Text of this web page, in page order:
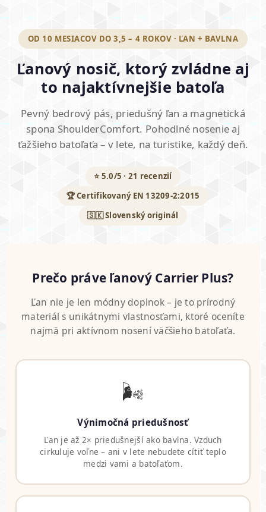
OD 10 MESIACOV DO 3,5 – 4 ROKOV · ĽAN + BAVLNA
Ľanový nosič, ktorý zvládne aj
to najaktívnejšie batoľa
Pevný bedrový pás, priedušný ľan a magnetická
spona ShoulderComfort. Pohodlné nosenie aj
ťažšieho batoľaťa – v lete, na turistike, každý deň.
⭐ 5.0/5 · 21 recenzií
🏆 Certifikovaný EN 13209-2:2015
🇸🇰 Slovenský originál
Prečo práve ľanový Carrier Plus?
Ľan nie je len módny doplnok – je to prírodný
materiál s unikátnymi vlastnosťami, ktoré oceníte
najmä pri aktívnom nosení väčšieho batoľaťa.
🌬️
Výnimočná priedušnosť
Ľan je až 2× priedušnejší ako bavlna. Vzduch
cirkuluje voľne – ani v lete nebudete cítiť teplo
medzi vami a batoľaťom.